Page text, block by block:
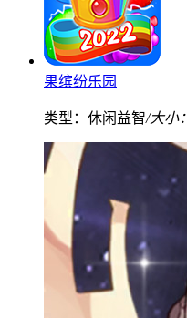
果缤纷乐园
类型：休闲益智/大小：